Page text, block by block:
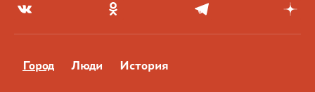
Город Люди История